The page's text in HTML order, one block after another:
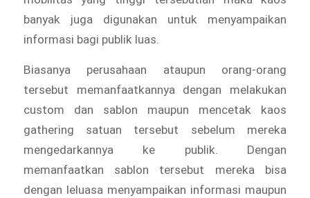
banyak juga digunakan untuk menyampaikan
informasi bagi publik luas.
Biasanya perusahaan ataupun orang-orang
tersebut memanfaatkannya dengan melakukan
custom dan sablon maupun mencetak kaos
gathering satuan tersebut sebelum mereka
mengedarkannya ke publik. Dengan
memanfaatkan sablon tersebut mereka bisa
dengan leluasa menyampaikan informasi maupun